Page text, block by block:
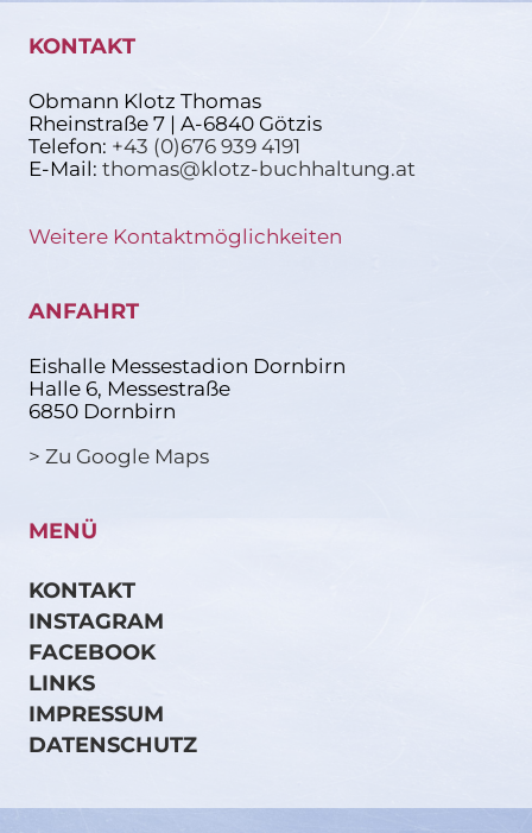
KONTAKT
Obmann Klotz Thomas
Rheinstraße 7 | A-6840 Götzis
Telefon: +43 (0)676 939 4191
E-Mail: thomas@klotz-buchhaltung.at
Weitere Kontaktmöglichkeiten
ANFAHRT
Eishalle Messestadion Dornbirn
Halle 6, Messestraße
6850 Dornbirn
> Zu Google Maps
MENÜ
KONTAKT
INSTAGRAM
FACEBOOK
LINKS
IMPRESSUM
DATENSCHUTZ